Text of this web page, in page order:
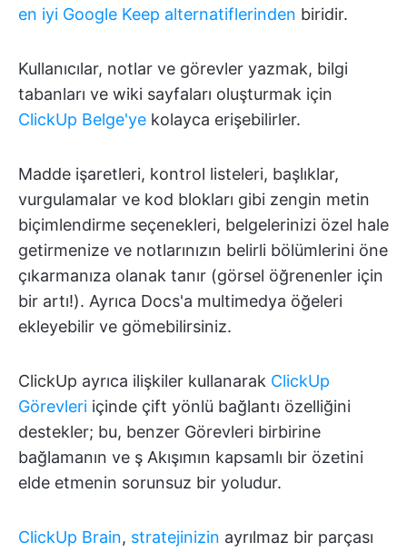
en iyi Google Keep alternatiflerinden biridir.
Kullanıcılar, notlar ve görevler yazmak, bilgi
tabanları ve wiki sayfaları oluşturmak için
ClickUp Belge'ye kolayca erişebilirler.
Madde işaretleri, kontrol listeleri, başlıklar,
vurgulamalar ve kod blokları gibi zengin metin
biçimlendirme seçenekleri, belgelerinizi özel hale
getirmenize ve notlarınızın belirli bölümlerini öne
çıkarmanıza olanak tanır (görsel öğrenenler için
bir artı!). Ayrıca Docs'a multimedya öğeleri
ekleyebilir ve gömebilirsiniz.
ClickUp ayrıca ilişkiler kullanarak ClickUp
Görevleri içinde çift yönlü bağlantı özelliğini
destekler; bu, benzer Görevleri birbirine
bağlamanın ve ş Akışımın kapsamlı bir özetini
elde etmenin sorunsuz bir yoludur.
ClickUp Brain, stratejinizin ayrılmaz bir parçası